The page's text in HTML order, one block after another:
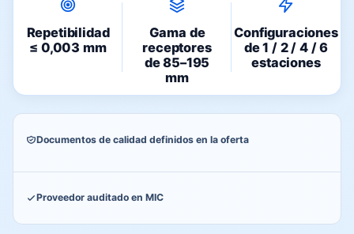
Repetibilidad
≤ 0,003 mm
Gama de
receptores
de 85–195
mm
Configuraciones
de 1 / 2 / 4 / 6
estaciones
Documentos de calidad definidos en la oferta
Proveedor auditado en MIC